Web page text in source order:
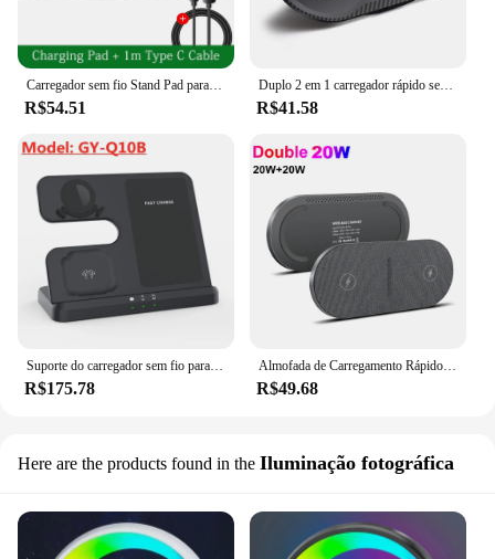
R$54.51
Duplo 2 em 1 carregador rápido sem fio, estação de carregamento para iPhone 11, 12, 13, 14, 15, XR, AirPods Pro, Samsung S24, 40W
R$41.58
Suporte do carregador sem fio para Samsung, Estação de doca de carregamento rápido, S22 Ultra S21 S20 Galaxy Watch 5 4 3 Active 2 Buds, 30W, 3 em 1
R$175.78
Almofada de Carregamento Rápido Sem Fio Dupla, 2 em 1 Carregador, 40W, iPhone 15, 14, 13, 12, 11, XS, XR, X, 8, Airpods 3 Pro, Samsung S23, s22, S21
R$49.68
Here are the products found in the Iluminação fotográfica